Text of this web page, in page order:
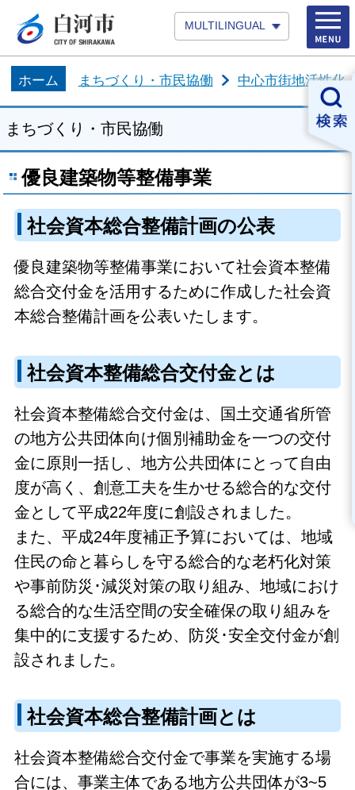
MULTILINGUAL
ホーム まちづくり・市民協働 中心市街地活性化
まちづくり・市民協働
優良建築物等整備事業
社会資本総合整備計画の公表
優良建築物等整備事業において社会資本整備
総合交付金を活用するために作成した社会資
本総合整備計画を公表いたします。
社会資本整備総合交付金とは
社会資本整備総合交付金は、国土交通省所管
の地方公共団体向け個別補助金を一つの交付
金に原則一括し、地方公共団体にとって自由
度が高く、創意工夫を生かせる総合的な交付
金として平成22年度に創設されました。
また、平成24年度補正予算においては、地域
住民の命と暮らしを守る総合的な老朽化対策
や事前防災･減災対策の取り組み、地域におけ
る総合的な生活空間の安全確保の取り組みを
集中的に支援するため、防災･安全交付金が創
設されました。
社会資本総合整備計画とは
社会資本整備総合交付金で事業を実施する場
合には、事業主体である地方公共団体が3~5